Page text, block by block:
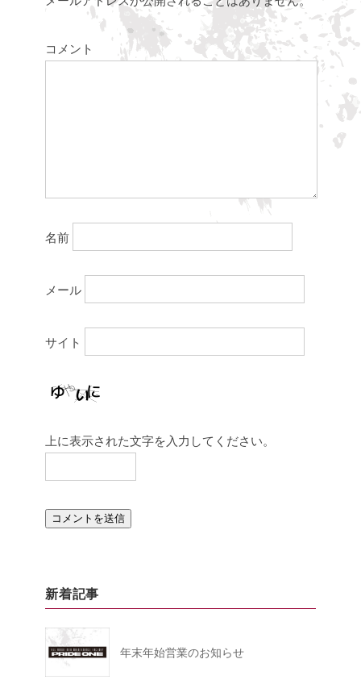
コメント
名前
メール
サイト
上に表示された文字を入力してください。
新着記事
年末年始営業のお知らせ